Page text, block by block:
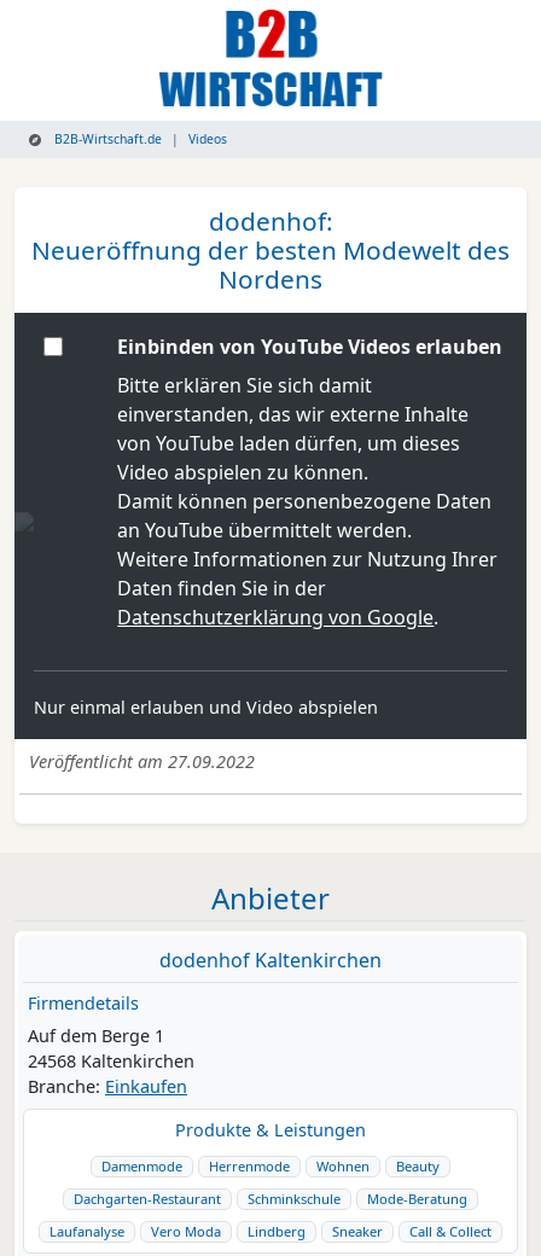
B2B-Wirtschaft.de Videos
dodenhof:
Neueröffnung der besten Modewelt des
Nordens
Einbinden von YouTube Videos erlauben
Bitte erklären Sie sich damit
einverstanden, das wir externe Inhalte
von YouTube laden dürfen, um dieses
Video abspielen zu können.
Damit können personenbezogene Daten
an YouTube übermittelt werden.
Weitere Informationen zur Nutzung Ihrer
Daten finden Sie in der
Datenschutzerklärung von Google.
Nur einmal erlauben und Video abspielen
Veröffentlicht am 27.09.2022
Anbieter
dodenhof Kaltenkirchen
Firmendetails
Auf dem Berge 1
24568 Kaltenkirchen
Branche: Einkaufen
Produkte & Leistungen
Damenmode Herrenmode Wohnen
Beauty
Dachgarten-Restaurant
Schminkschule
Mode-Beratung
Laufanalyse
Vero Moda Lindberg Sneaker Call & Collect